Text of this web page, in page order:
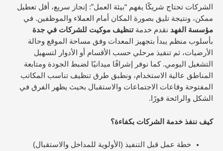
الشركات تحتاج شريكًا يفهم “بيئة العمل”: إنجاز سريع، أقل تعطيل
ممكن، ونتيجة تليق بصورة المكان أمام العملاء والموظفين. في
مؤسسة الفهد نقدم خدمةتنظيف موكيت للشركات في جدة
بأسلوب منظم يبدأ بتجهيز المعدات وفق مساحة الموقع وحالة
الأرضيات، ثم تنفيذ مرحلي حسب الأقسام أو الأدوار لتسهيل
التشغيل اليومي. كما نوفر إشرافًا ميدانيًا لضبط الجودة ومتابعة
المناطق عالية الاستخدام، ونطبق طرق تنظيف تناسب المكاتب
المفتوحة وقاعات الاجتماعات والاستقبال بحيث يظهر الفرق في
الشكل والرائحة فورًا.
كيف ننفذ خدمة الشركات بكفاءة؟
خطة عمل قبل التنفيذ (الأولوية للمداخل والاستقبال)